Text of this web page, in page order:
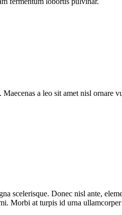
a leo sit amet nisl ornare
scelerisque. Donec nisl ante,
Morbi at turpis id urna